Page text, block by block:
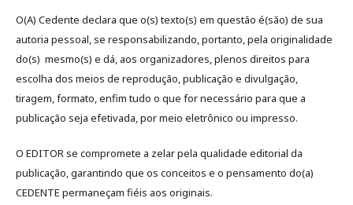
O(A) Cedente declara que o(s) texto(s) em questão é(são) de sua
autoria pessoal, se responsabilizando, portanto, pela originalidade
do(s) mesmo(s) e dá, aos organizadores, plenos direitos para
escolha dos meios de reprodução, publicação e divulgação,
tiragem, formato, enfim tudo o que for necessário para que a
publicação seja efetivada, por meio eletrônico ou impresso.
O EDITOR se compromete a zelar pela qualidade editorial da
publicação, garantindo que os conceitos e o pensamento do(a)
CEDENTE permaneçam fiéis aos originais.